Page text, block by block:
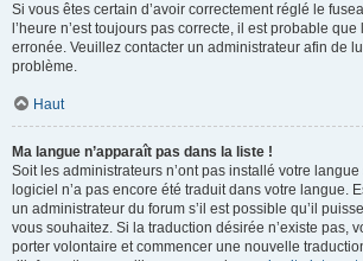
Si vous êtes certain d’avoir correctement réglé le
l’heure n’est toujours pas correcte, il est probable
erronée. Veuillez contacter un administrateur afin de
problème.
Haut
Ma langue n’apparaît pas dans la liste !
Soit les administrateurs n’ont pas installé votre
logiciel n’a pas encore été traduit dans votre langue.
un administrateur du forum s’il est possible qu’il
vous souhaitez. Si la traduction désirée n’existe pas,
porter volontaire et commencer une nouvelle